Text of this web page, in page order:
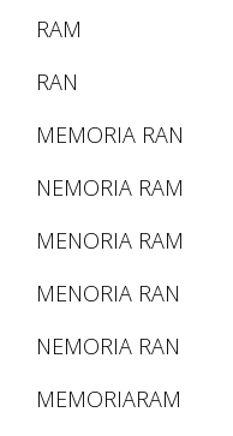
RAM
RAN
MEMORIA RAN
NEMORIA RAM
MENORIA RAM
MENORIA RAN
NEMORIA RAN
MEMORIARAM